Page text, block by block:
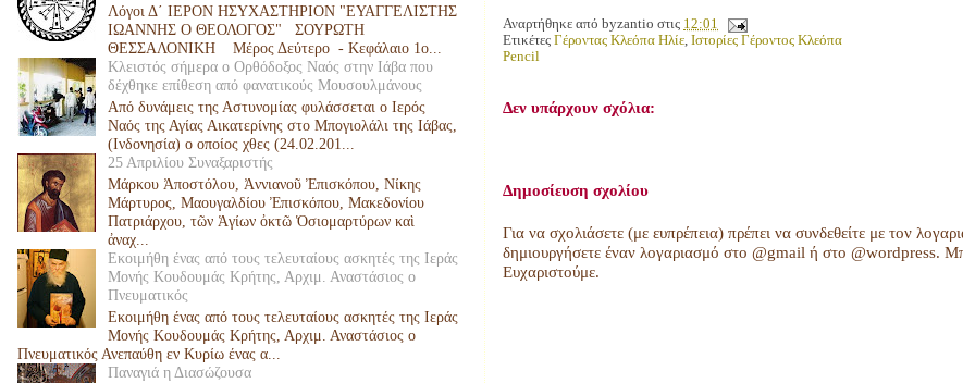
Αναρτήθηκε απόbyzantio στις 12:01
ΕτικέτεςΓέροντας Κλεόπα Ηλίε,Ιστορίες Γέροντος Κλεόπα
Pencil
Δεν υπάρχουν σχόλια:
Δημοσίευση σχολίου
Για να σχολιάσετε (με ευπρέπεια) πρέπει να συνδεθείτε με τον
δημιουργήσετε έναν λογαριασμό στο @gmail ή στο @wordpress.
Ευχαριστούμε.
Λόγοι Δ΄ ΙΕΡΟΝ ΗΣΥΧΑΣΤΗΡΙΟΝ "ΕΥΑΓΓΕΛΙΣΤΗΣ
ΙΩΑΝΝΗΣ Ο ΘΕΟΛΟΓΟΣ" ΣΟΥΡΩΤΗ
ΘΕΣΣΑΛΟΝΙΚΗ Μέρος Δεύτερο - Κεφάλαιο 1ο...
Κλειστός σήμερα ο Ορθόδοξος Ναός στην Ιάβα που
δέχθηκε επίθεση από φανατικούς Μουσουλμάνους
Από δυνάμεις της Αστυνομίας φυλάσσεται ο Ιερός
Ναός της Αγίας Αικατερίνης στο Μπογιολάλι της Ιάβας,
(Ινδονησία) ο οποίος χθες (24.02.201...
25 Απριλίου Συναξαριστής
Μάρκου Ἀποστόλου, Ἀννιανοῦ Ἐπισκόπου, Νίκης
Μάρτυρος, Μαουγαλδίου Ἐπισκόπου, Μακεδονίου
Πατριάρχου, τῶν Ἁγίων ὀκτῶ Ὁσιομαρτύρων καὶ
ἀναχ...
Εκοιμήθη ένας από τους τελευταίους ασκητές της Ιεράς
Μονής Κουδουμάς Κρήτης, Αρχιμ. Αναστάσιος ο
Πνευματικός
Εκοιμήθη ένας από τους τελευταίους ασκητές της Ιεράς
Μονής Κουδουμάς Κρήτης, Αρχιμ. Αναστάσιος ο
Πνευματικός Ανεπαύθη εν Κυρίω ένας α...
Παναγιά η Διασώζουσα